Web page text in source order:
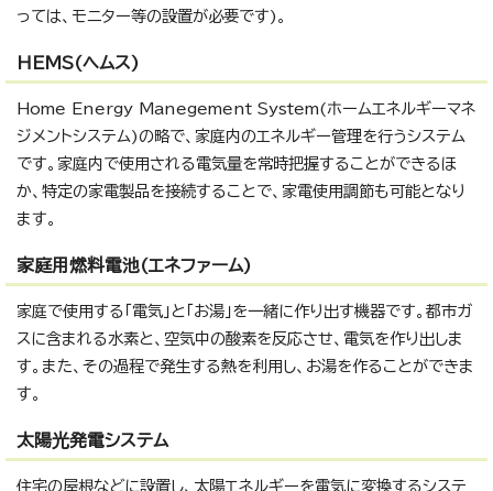
っては、モニター等の設置が必要です)。
HEMS(ヘムス)
Home Energy Manegement System(ホームエネルギーマネ
ジメントシステム)の略で、家庭内のエネルギー管理を行うシステム
です。家庭内で使用される電気量を常時把握することができるほ
か、特定の家電製品を接続することで、家電使用調節も可能となり
ます。
家庭用燃料電池(エネファーム)
家庭で使用する「電気」と「お湯」を一緒に作り出す機器です。都市ガ
スに含まれる水素と、空気中の酸素を反応させ、電気を作り出しま
す。また、その過程で発生する熱を利用し、お湯を作ることができま
す。
太陽光発電システム
住宅の屋根などに設置し、太陽エネルギーを電気に変換するシステ